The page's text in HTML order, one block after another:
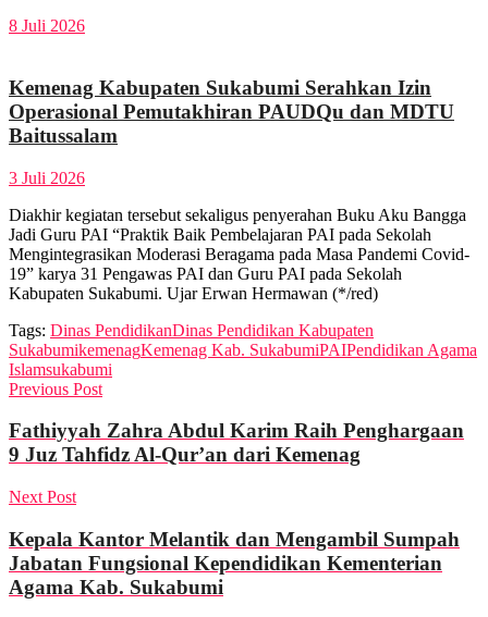
8 Juli 2026
Kemenag Kabupaten Sukabumi Serahkan Izin
Operasional Pemutakhiran PAUDQu dan MDTU
Baitussalam
3 Juli 2026
Diakhir kegiatan tersebut sekaligus penyerahan Buku Aku Bangga
Jadi Guru PAI “Praktik Baik Pembelajaran PAI pada Sekolah
Mengintegrasikan Moderasi Beragama pada Masa Pandemi Covid-
19” karya 31 Pengawas PAI dan Guru PAI pada Sekolah
Kabupaten Sukabumi. Ujar Erwan Hermawan (*/red)
Tags: Dinas PendidikanDinas Pendidikan Kabupaten
SukabumikemenagKemenag Kab. SukabumiPAIPendidikan Agama
Islamsukabumi
Previous Post
Fathiyyah Zahra Abdul Karim Raih Penghargaan
9 Juz Tahfidz Al-Qur’an dari Kemenag
Next Post
Kepala Kantor Melantik dan Mengambil Sumpah
Jabatan Fungsional Kependidikan Kementerian
Agama Kab. Sukabumi